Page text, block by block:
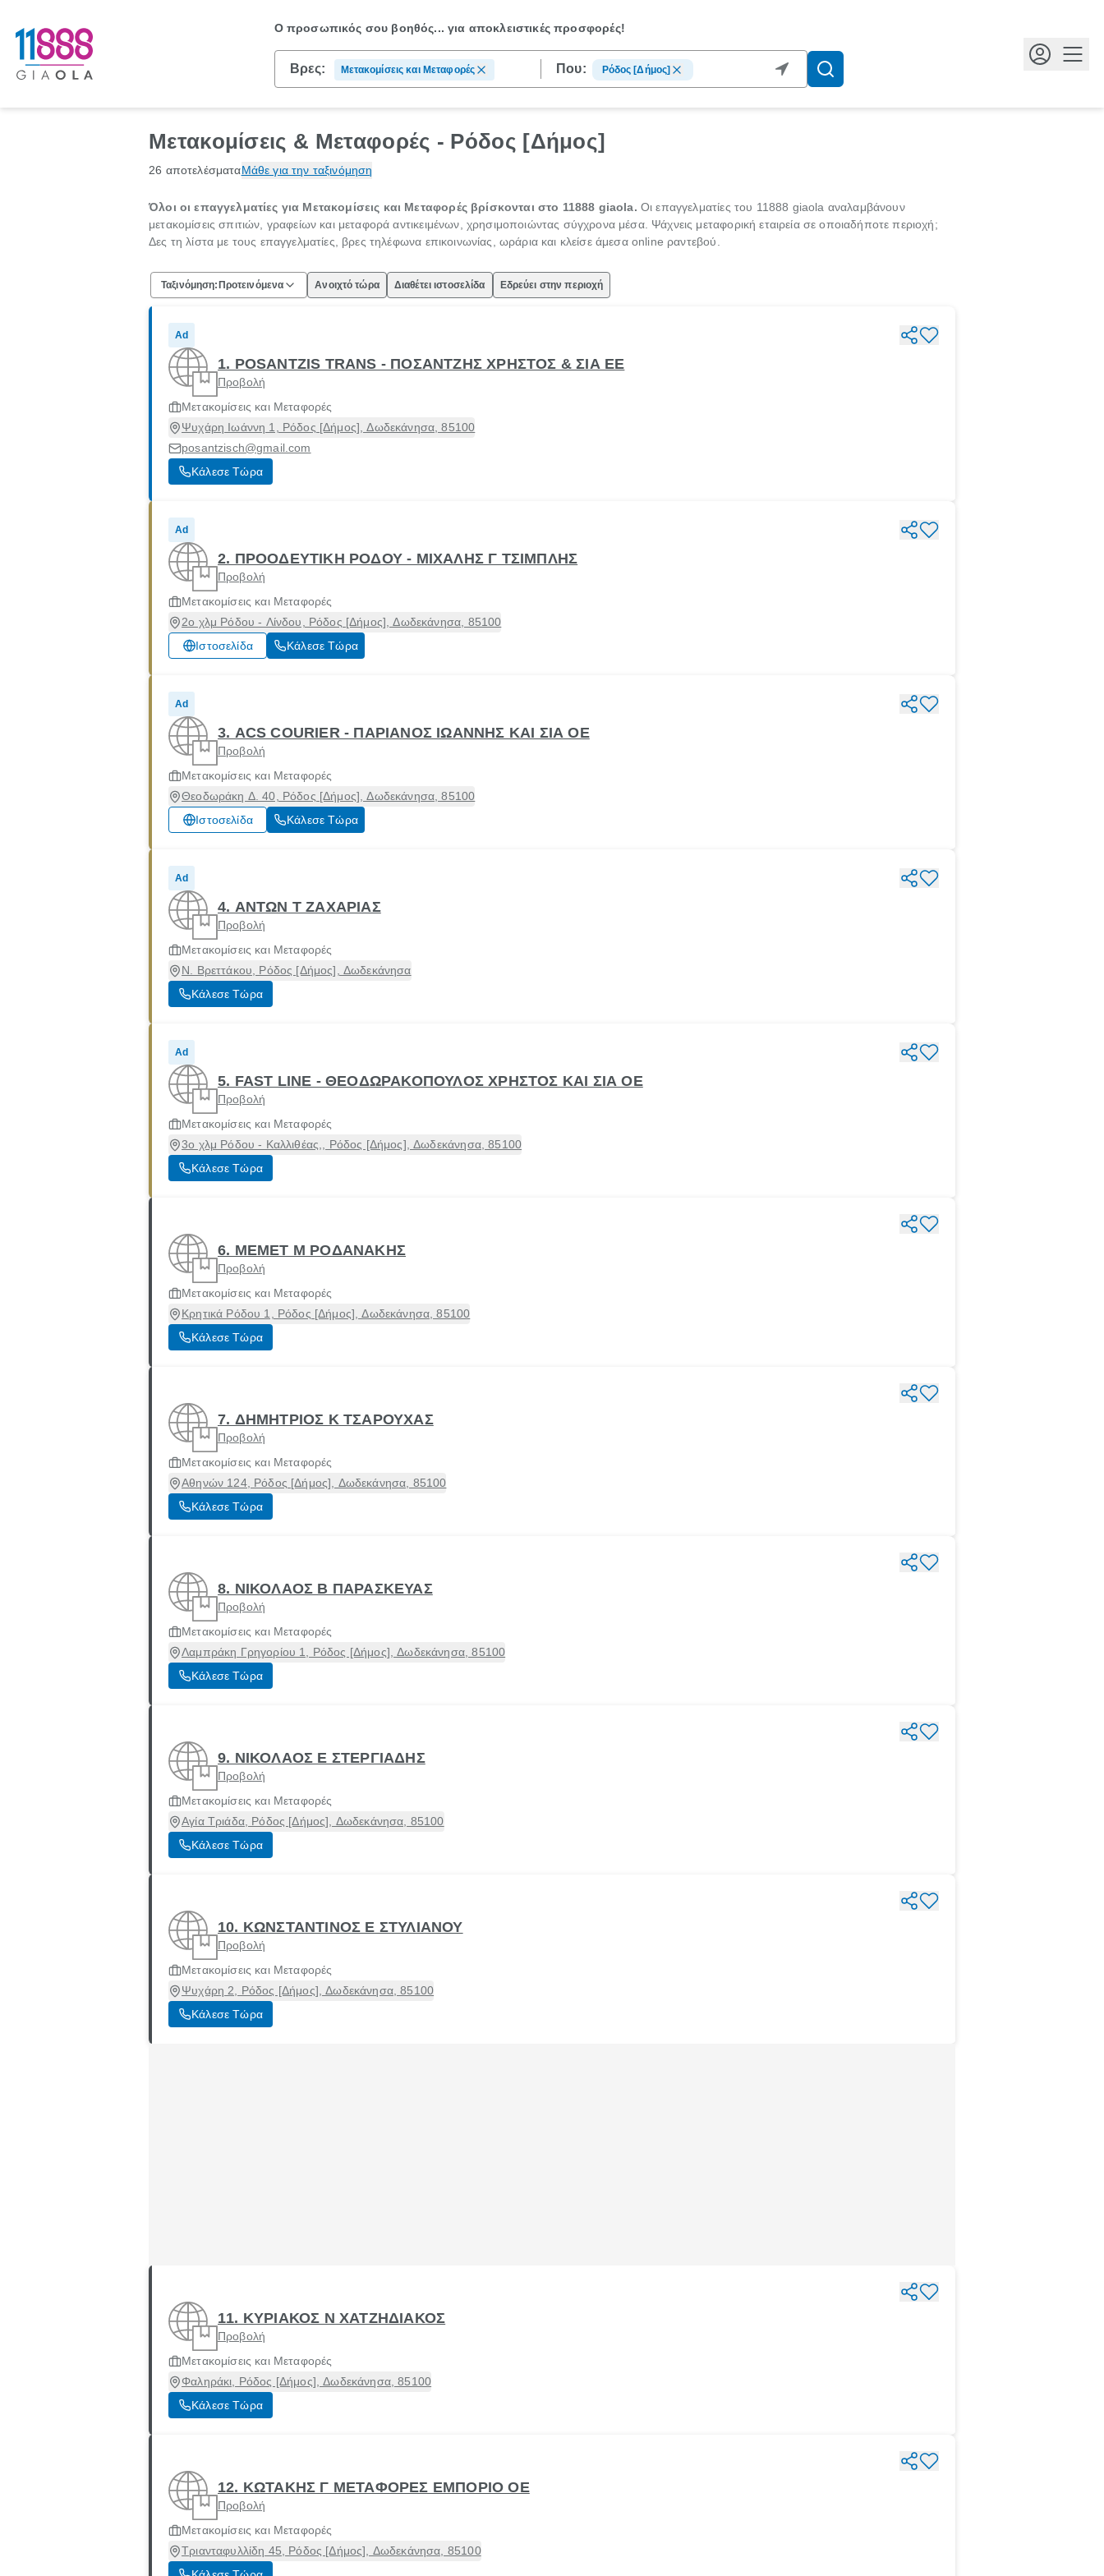
Ο προσωπικός σου βοηθός...για αποκλειστικές προσφορές!
Βρες: Μετακομίσεις και Μεταφορές Που: Ρόδος [Δήμος]
Μετακομίσεις & Μεταφορές - Ρόδος [Δήμος]
26 αποτελέσματαΜάθε για την ταξινόμηση
Όλοι οι επαγγελματίες για Μετακομίσεις και Μεταφορές βρίσκονται στο 11888 giaola. Οι επαγγελματίες του 11888 giaola αναλαμβάνουν
μετακομίσεις σπιτιών, γραφείων και μεταφορά αντικειμένων, χρησιμοποιώντας σύγχρονα μέσα. Ψάχνεις μεταφορική εταιρεία σε οποιαδήποτε περιοχή;
Δες τη λίστα με τους επαγγελματίες, βρες τηλέφωνα επικοινωνίας, ωράρια και κλείσε άμεσα online ραντεβού.
Ταξινόμηση: Προτεινόμενα Ανοιχτό τώρα Διαθέτει ιστοσελίδα Εδρεύει στην περιοχή
Ad
1. POSANTZIS TRANS - ΠΟΣΑΝΤΖΗΣ ΧΡΗΣΤΟΣ & ΣΙΑ ΕΕ
Προβολή
Μετακομίσεις και Μεταφορές
Ψυχάρη Ιωάννη 1, Ρόδος [Δήμος], Δωδεκάνησα, 85100
posantzisch@gmail.com
Κάλεσε Τώρα
Ad
2. ΠΡΟΟΔΕΥΤΙΚΗ ΡΟΔΟΥ - ΜΙΧΑΛΗΣ Γ ΤΣΙΜΠΛΗΣ
Προβολή
Μετακομίσεις και Μεταφορές
2ο χλμ Ρόδου - Λίνδου, Ρόδος [Δήμος], Δωδεκάνησα, 85100
Ιστοσελίδα
Κάλεσε Τώρα
Ad
3. ACS COURIER - ΠΑΡΙΑΝΟΣ ΙΩΑΝΝΗΣ ΚΑΙ ΣΙΑ ΟΕ
Προβολή
Μετακομίσεις και Μεταφορές
Θεοδωράκη Δ. 40, Ρόδος [Δήμος], Δωδεκάνησα, 85100
Ιστοσελίδα
Κάλεσε Τώρα
Ad
4. ΑΝΤΩΝ Τ ΖΑΧΑΡΙΑΣ
Προβολή
Μετακομίσεις και Μεταφορές
Ν. Βρεττάκου, Ρόδος [Δήμος], Δωδεκάνησα
Κάλεσε Τώρα
Ad
5. FAST LINE - ΘΕΟΔΩΡΑΚΟΠΟΥΛΟΣ ΧΡΗΣΤΟΣ ΚΑΙ ΣΙΑ ΟΕ
Προβολή
Μετακομίσεις και Μεταφορές
3ο χλμ Ρόδου - Καλλιθέας,, Ρόδος [Δήμος], Δωδεκάνησα, 85100
Κάλεσε Τώρα
6. ΜΕΜΕΤ Μ ΡΟΔΑΝΑΚΗΣ
Προβολή
Μετακομίσεις και Μεταφορές
Κρητικά Ρόδου 1, Ρόδος [Δήμος], Δωδεκάνησα, 85100
Κάλεσε Τώρα
7. ΔΗΜΗΤΡΙΟΣ Κ ΤΣΑΡΟΥΧΑΣ
Προβολή
Μετακομίσεις και Μεταφορές
Αθηνών 124, Ρόδος [Δήμος], Δωδεκάνησα, 85100
Κάλεσε Τώρα
8. ΝΙΚΟΛΑΟΣ Β ΠΑΡΑΣΚΕΥΑΣ
Προβολή
Μετακομίσεις και Μεταφορές
Λαμπράκη Γρηγορίου 1, Ρόδος [Δήμος], Δωδεκάνησα, 85100
Κάλεσε Τώρα
9. ΝΙΚΟΛΑΟΣ Ε ΣΤΕΡΓΙΑΔΗΣ
Προβολή
Μετακομίσεις και Μεταφορές
Αγία Τριάδα, Ρόδος [Δήμος], Δωδεκάνησα, 85100
Κάλεσε Τώρα
10. ΚΩΝΣΤΑΝΤΙΝΟΣ Ε ΣΤΥΛΙΑΝΟΥ
Προβολή
Μετακομίσεις και Μεταφορές
Ψυχάρη 2, Ρόδος [Δήμος], Δωδεκάνησα, 85100
Κάλεσε Τώρα
11. ΚΥΡΙΑΚΟΣ Ν ΧΑΤΖΗΔΙΑΚΟΣ
Προβολή
Μετακομίσεις και Μεταφορές
Φαληράκι, Ρόδος [Δήμος], Δωδεκάνησα, 85100
Κάλεσε Τώρα
12. ΚΩΤΑΚΗΣ Γ ΜΕΤΑΦΟΡΕΣ ΕΜΠΟΡΙΟ ΟΕ
Προβολή
Μετακομίσεις και Μεταφορές
Τριανταφυλλίδη 45, Ρόδος [Δήμος], Δωδεκάνησα, 85100